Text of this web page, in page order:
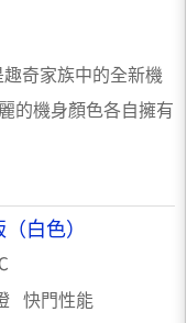
奇家族中的全新機
的機身顏色各自擁有
白色）
快門性能